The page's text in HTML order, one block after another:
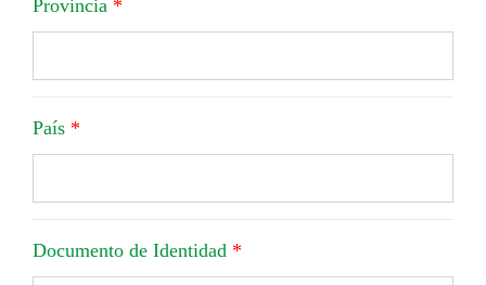
Provincia *
País *
Documento de Identidad *